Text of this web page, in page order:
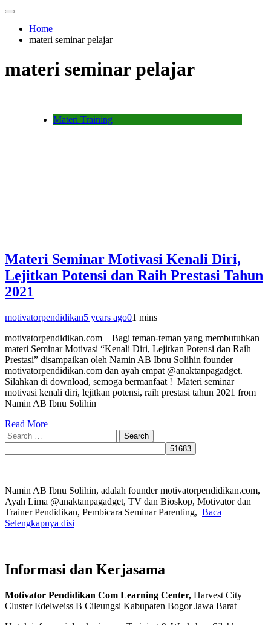
Home
materi seminar pelajar
materi seminar pelajar
Materi Training
Materi Seminar Motivasi Kenali Diri,
Lejitkan Potensi dan Raih Prestasi Tahun
2021
motivatorpendidikan5 years ago01 mins
motivatorpendidikan.com – Bagi teman-teman yang membutuhkan
materi Seminar Motivasi “Kenali Diri, Lejitkan Potensi dan Raih
Prestasi” disampaikan oleh Namin AB Ibnu Solihin founder
motivatorpendidikan.com dan ayah empat @anaktanpagadget.
Silahkan di download, semoga bermanfaat ! Materi seminar
motivasi kenali diri, lejitkan potensi, raih prestasi tahun 2021 from
Namin AB Ibnu Solihin
Read More
Search
for:
Namin AB Ibnu Solihin, adalah founder motivatorpendidikan.com,
Ayah Lima @anaktanpagadget, TV dan Bioskop, Motivator dan
Trainer Pendidikan, Pembicara Seminar Parenting, Baca
Selengkapnya disi
Informasi dan Kerjasama
Motivator Pendidikan Com Learning Center, Harvest City
Cluster Edelweiss B Cileungsi Kabupaten Bogor Jawa Barat